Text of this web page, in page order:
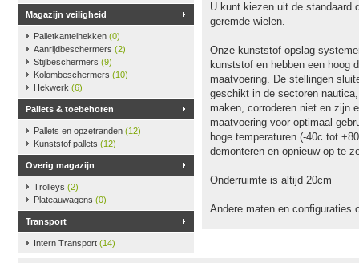
Magazijn veiligheid
Palletkantelhekken (0)
Aanrijdbeschermers (2)
Stijlbeschermers (9)
Kolombeschermers (10)
Hekwerk (6)
Pallets & toebehoren
Pallets en opzetranden (12)
Kunststof pallets (12)
Overig magazijn
Trolleys (2)
Plateauwagens (0)
Transport
Intern Transport (14)
U kunt kiezen uit de standaard
geremde wielen.
Onze kunststof opslag
kunststof en hebben een hoog
maatvoering. De stellingen
geschikt in de sectoren
maken, corroderen niet en zijn
maatvoering voor optimaal
hoge temperaturen (-40c tot
demonteren en opnieuw op te
Onderruimte is altijd 20cm
Andere maten en configuraties